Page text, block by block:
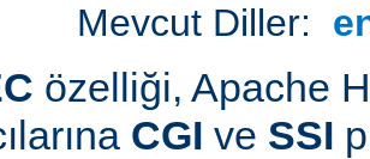
Mevcut Diller:
özelliği, Apache
CGI ve SSI